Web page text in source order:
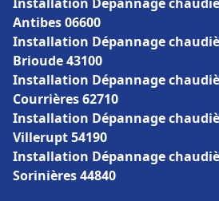
Antibes 06600
Installation Dépannage
Brioude 43100
Installation Dépannage
Courrières 62710
Installation Dépannage
Villerupt 54190
Installation Dépannage
Sorinières 44840